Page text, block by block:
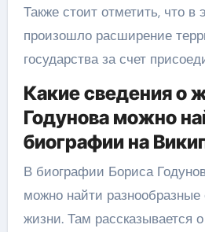
Также стоит отметить, что в
произошло расширение
государства за счет
Какие сведения о
Годунова можно
биографии на
В биографии Бориса
можно найти разнообразные
жизни. Там рассказывается